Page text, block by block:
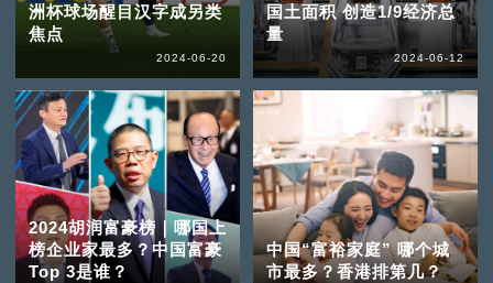
洲杯球场醒目汉字成另类
焦点
2024-06-20
国土面积 创造1/9经济总
量
2024-06-12
2024胡润富豪榜｜哪国上
榜企业家最多？中国富豪
Top 3是谁？
中国“富裕家庭” 哪个城
市最多？香港排第几？